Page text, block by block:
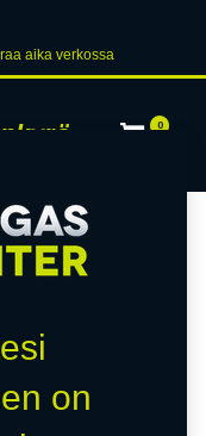
aika verk​​​​ossa
0
on